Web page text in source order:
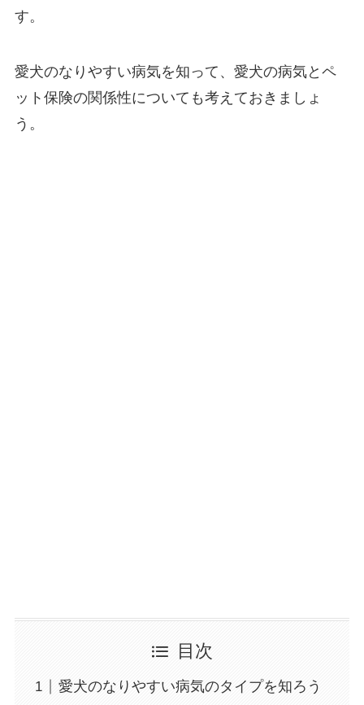
す。
愛犬のなりやすい病気を知って、愛犬の病気とペ
ット保険の関係性についても考えておきましょ
う。
目次
愛犬のなりやすい病気のタイプを知ろう